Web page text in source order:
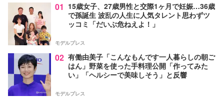
01 15歳女子、27歳男性と交際1ヶ月で妊娠…36歳
で孫誕生 波乱の人生に人気タレント思わずツ
ッコミ「だいぶ危ねえよ！」
モデルプレス
02 有働由美子「こんなもんです一人暮らしの朝ご
はん」野菜を使った手料理公開「作ってみた
い」「ヘルシーで美味しそう」と反響
モデルプレス